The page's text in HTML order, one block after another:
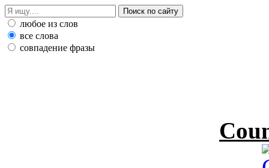
любое из слов
все слова
совпадение фразы